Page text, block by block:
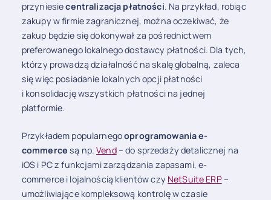
przyniesiecentralizacja płatności. Na przykład, robiąc
zakupy w firmie zagranicznej, można oczekiwać, że
zakup będzie się dokonywał za pośrednictwem
preferowanego lokalnego dostawcy płatności. Dla tych,
którzy prowadzą działalność na skalę globalną, zaleca
się więc posiadanie lokalnych opcji płatności
i konsolidację wszystkich płatności na jednej
platformie.
Przykładem popularnegooprogramowania e-
commerce są np.Vend– do sprzedaży detalicznej na
iOS i PC z funkcjami zarządzania zapasami, e-
commerce i lojalnością klientów czy NetSuite ERP–
umożliwiające kompleksową kontrolę w czasie